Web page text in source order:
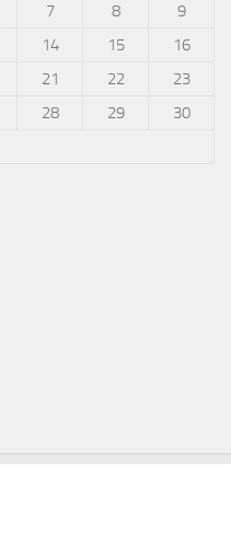
7 8
9
14 15
16
21 22
23
28 29
30